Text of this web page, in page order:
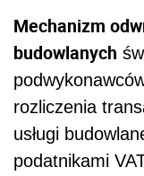
Mechanizm
budowlanych
rozliczenia
usługi
podatnikami